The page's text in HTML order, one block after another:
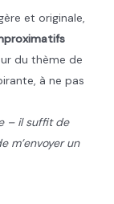
et originale,
du thème de
à ne pas
– il suffit de
m’envoyer un